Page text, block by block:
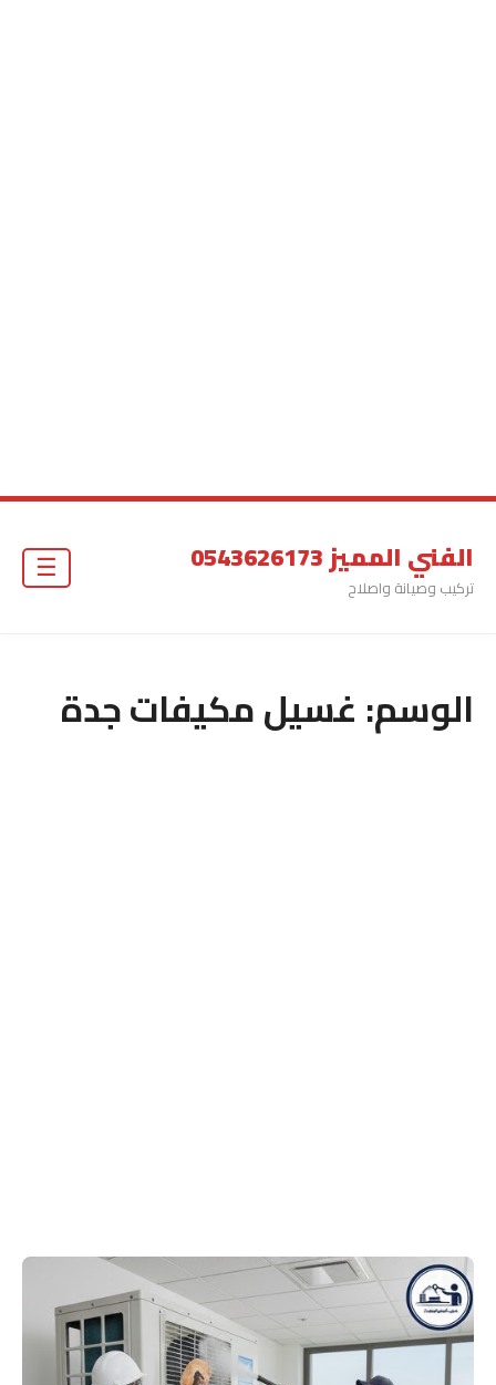
الفني المميز 0543626173
تركيب وصيانة واصلاح
الوسم:غسيل مكيفات جدة